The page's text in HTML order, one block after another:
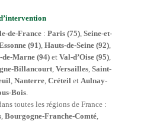
de-France : Paris (75) Seine-et-
(91) Hauts-de-Seine (92)
de-Marne (94)et Val-d’Oise (95),
Billancourt Versailles Saint-
Nanterre, Créteil et Aulnay-
Bois
toutes les régions de France :
Bourgogne-Franche-Comté